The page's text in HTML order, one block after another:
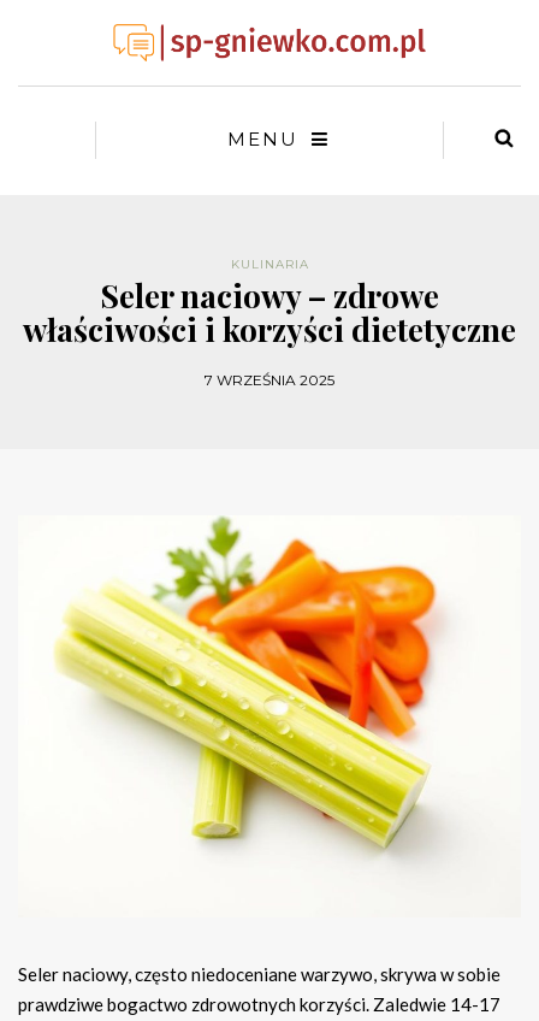
MENU
KULINARIA
Seler naciowy – zdrowe
właściwości i korzyści dietetyczne
7 WRZEŚNIA 2025
Seler naciowy, często niedoceniane warzywo, skrywa w sobie
prawdziwe bogactwo zdrowotnych korzyści. Zaledwie 14-17